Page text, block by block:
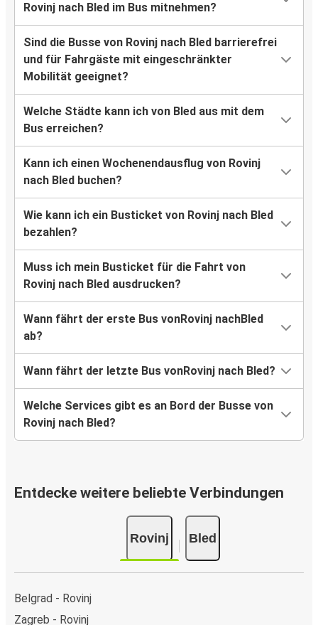
Rovinj nach Bled im Bus mitnehmen?
Sind die Busse von Rovinj nach Bled barrierefrei
und für Fahrgäste mit eingeschränkter
Mobilität geeignet?
Welche Städte kann ich von Bled aus mit dem
Bus erreichen?
Kann ich einen Wochenendausflug von Rovinj
nach Bled buchen?
Wie kann ich ein Busticket von Rovinj nach Bled
bezahlen?
Muss ich mein Busticket für die Fahrt von
Rovinj nach Bled ausdrucken?
Wann fährt der erste Bus vonRovinj nachBled
ab?
Wann fährt der letzte Bus vonRovinj nach Bled?
Welche Services gibt es an Bord der Busse von
Rovinj nach Bled?
Entdecke weitere beliebte Verbindungen
Rovinj Bled
Belgrad - Rovinj
Zagreb - Rovinj